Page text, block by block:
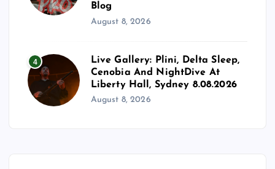
Blog
August 8, 2026
4
Live Gallery: Plini, Delta Sleep,
Cenobia And NightDive At
Liberty Hall, Sydney 8.08.2026
August 8, 2026